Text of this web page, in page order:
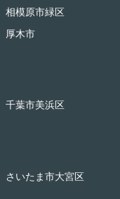
相模原市緑区
厚木市
千葉市美浜区
さいたま市大宮区